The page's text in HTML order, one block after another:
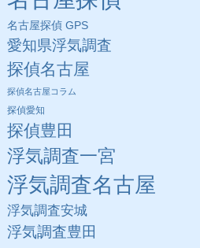
名古屋探偵 GPS
愛知県浮気調査
探偵名古屋
探偵名古屋コラム
探偵愛知
探偵豊田
浮気調査一宮
浮気調査名古屋
浮気調査安城
浮気調査豊田